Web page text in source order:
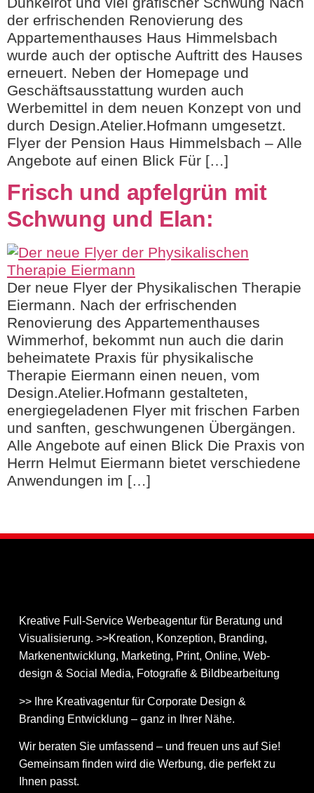
der erfrischenden Renovierung des
Appartementhauses Haus Himmelsbach
wurde auch der optische Auftritt des Hauses
erneuert. Neben der Homepage und
Geschäftsausstattung wurden auch
Werbemittel in dem neuen Konzept von und
durch Design.Atelier.Hofmann umgesetzt.
Flyer der Pension Haus Himmelsbach – Alle
Angebote auf einen Blick Für […]
Frisch und apfelgrün mit
Schwung und Elan:
Der neue Flyer der Physikalischen Therapie
Eiermann. Nach der erfrischenden
Renovierung des Appartementhauses
Wimmerhof, bekommt nun auch die darin
beheimatete Praxis für physikalische
Therapie Eiermann einen neuen, vom
Design.Atelier.Hofmann gestalteten,
energiegeladenen Flyer mit frischen Farben
und sanften, geschwungenen Übergängen.
Alle Angebote auf einen Blick Die Praxis von
Herrn Helmut Eiermann bietet verschiedene
Anwendungen im […]
Kreative Full-Service Werbeagentur für Beratung und
Visualisierung. >>Kreation, Konzeption, Branding,
Markenentwicklung, Marketing, Print, Online, Web­
design & Social Media, Fotografie & Bildbear­bei­tung
>> Ihre Kreativagentur für Corporate Design &
Branding Entwicklung – ganz in Ihrer Nähe.
Wir beraten Sie umfassend – und freuen uns auf Sie!
Gemeinsam finden wird die Werbung, die perfekt zu
Ihnen passt.